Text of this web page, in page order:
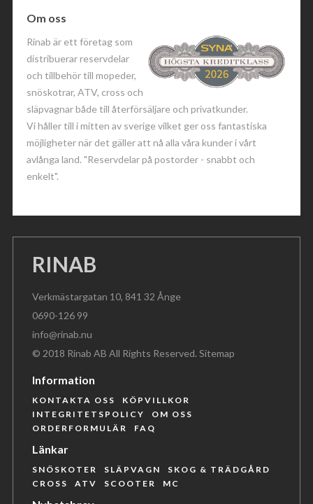
Om oss
Rinab är ett företag som
distribuerar reservdelar
och tillbehör till mopeder,
snöskotrar, ATV, cross och
släpvagnar både till återförsäljare och privatkunder.
Vi håller till i mitten av sverige vilket ger oss fantastiska
möjligheter när det gäller att nå alla våra kunder i vårt
avlånga land. "Reservdelar på postorder - snabbt och
enkelt".
RINAB
Verkmästargatan 10, 841 32 Ånge
0690-126 99
info@rinab.nu
© 2018 Rinab AB All Rights Reserved.Sitemap
Information
KONTAKTA OSS
KÖPVILLKOR
INTEGRITETSPOLICY
OM OSS
ORDERFORMULÄR
FAQ
Länkar
SNÖSKOTER SLÄPVAGN
SKOG & TRÄDGÅRD
CROSS
ATV SCOOTER MC